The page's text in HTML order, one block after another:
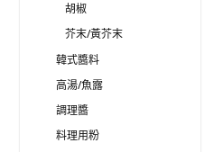
胡椒
芥末/黃芥末
韓式醬料
高湯/魚露
調理醬
料理用粉